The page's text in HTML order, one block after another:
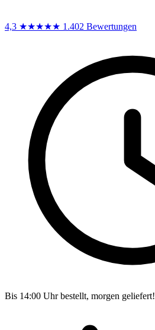
4,3 ★★★★★ 1.402 Bewertungen
Bis 14:00 Uhr bestellt, morgen geliefert!